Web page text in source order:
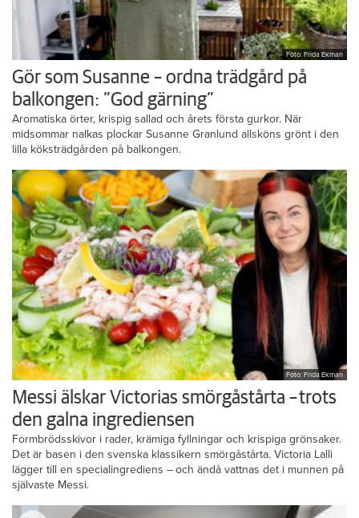
Foto: Frida Ekman
Gör som Susanne – ordna trädgård på
balkongen: ”God gärning”
Aromatiska örter, krispig sallad och årets första gurkor. När
midsommar nalkas plockar Susanne Granlund allsköns grönt i den
lilla köksträdgården på balkongen.
Foto: Frida Ekman
Messi älskar Victorias smörgåstårta – trots
den galna ingrediensen
Formbrödsskivor i rader, krämiga fyllningar och krispiga grönsaker.
Det är basen i den svenska klassikern smörgåstårta. Victoria Lalli
lägger till en specialingrediens – och ändå vattnas det i munnen på
självaste Messi.